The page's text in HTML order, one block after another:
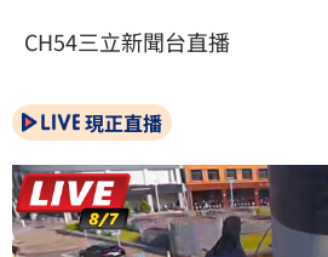
CH54三立新聞台直播
現正直播